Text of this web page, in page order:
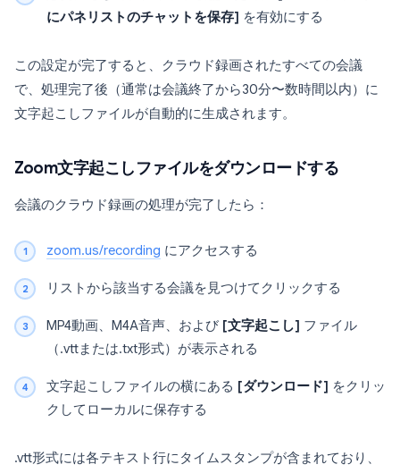
にパネリストのチャットを保存] を有効にする
この設定が完了すると、クラウド録画されたすべての会議
で、処理完了後（通常は会議終了から30分〜数時間以内）に
文字起こしファイルが自動的に生成されます。
Zoom文字起こしファイルをダウンロードする
会議のクラウド録画の処理が完了したら：
zoom.us/recording にアクセスする
リストから該当する会議を見つけてクリックする
MP4動画、M4A音声、および [文字起こし] ファイル
（.vttまたは.txt形式）が表示される
文字起こしファイルの横にある [ダウンロード] をクリッ
クしてローカルに保存する
.vtt形式には各テキスト行にタイムスタンプが含まれており、